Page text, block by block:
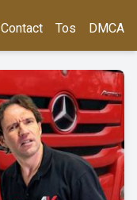
Contact Tos DMCA